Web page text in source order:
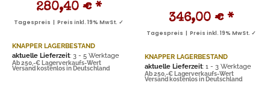
280,40 € *
Tagespreis | Preis inkl. 19% MwSt. ✓
KNAPPER LAGERBESTAND
aktuelle Lieferzeit: 3 - 5 Werktage
Ab 250,-€ Lagerverkaufs-Wert
Versand kostenlos in Deutschland
346,00 € *
Tagespreis | Preis inkl. 19% MwSt. ✓
KNAPPER LAGERBESTAND
aktuelle Lieferzeit: 1 - 3 Werktage
Ab 250,-€ Lagerverkaufs-Wert
Versand kostenlos in Deutschland